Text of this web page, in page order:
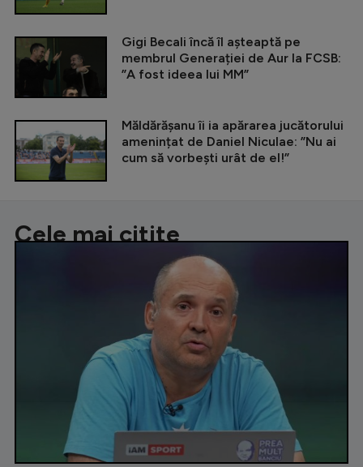
Gigi Becali încă îl așteaptă pe
membrul Generației de Aur la FCSB:
”A fost ideea lui MM”
Măldărășanu îi ia apărarea jucătorului
amenințat de Daniel Niculae: ”Nu ai
cum să vorbești urât de el!”
Cele mai citite